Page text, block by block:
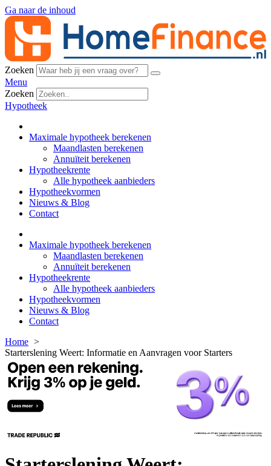
Ga naar de inhoud
Zoeken
Menu
Zoeken
Hypotheek
Maximale hypotheek berekenen
Maandlasten berekenen
Annuïteit berekenen
Hypotheekrente
Alle hypotheek aanbieders
Hypotheekvormen
Nieuws & Blog
Contact
Maximale hypotheek berekenen
Maandlasten berekenen
Annuïteit berekenen
Hypotheekrente
Alle hypotheek aanbieders
Hypotheekvormen
Nieuws & Blog
Contact
Home
Starterslening Weert: Informatie en Aanvragen voor Starters